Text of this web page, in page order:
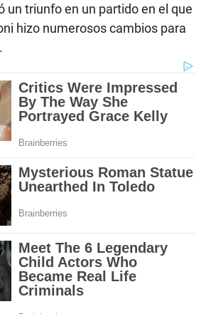
un triunfo en un partido en el que
hizo numerosos cambios para